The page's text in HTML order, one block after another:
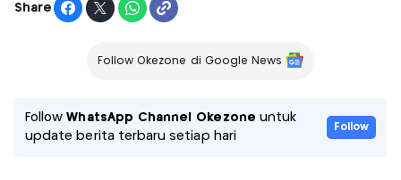
Share
Follow Okezone di Google News
FollowWhatsApp Channel Okezone untuk
update berita terbaru setiap hari
Follow